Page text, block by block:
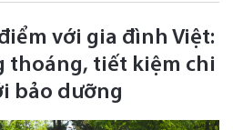
với gia đình Việt:
thoáng, tiết kiệm chi
bảo dưỡng